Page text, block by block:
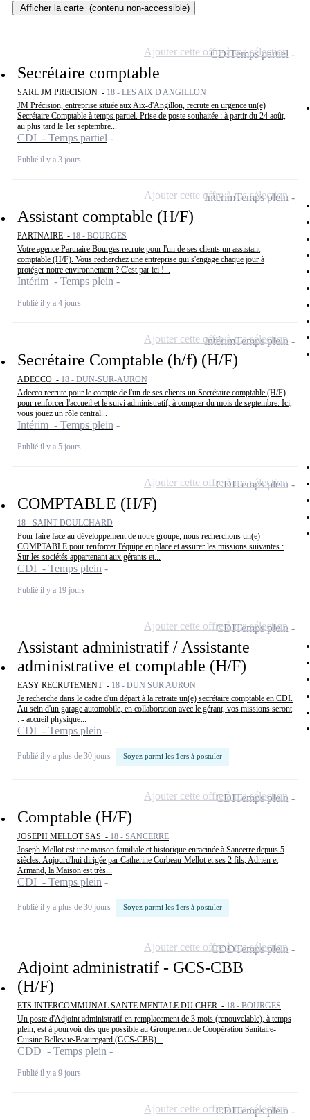
Afficher la carte (contenu non-accessible)
Secrétaire comptable
SARL JM PRECISION - 18 - LES AIX D ANGILLON
JM Précision, entreprise située aux Aix-d'Angillon, recrute en urgence un(e)
Secrétaire Comptable à temps partiel. Prise de poste souhaitée : à partir du 24 août,
au plus tard le 1er septembre...
CDI - Temps partiel
Publié il y a 3 jours
CDITemps partiel
Ajouter cette offre à ma sélection
Assistant comptable (H/F)
PARTNAIRE - 18 - BOURGES
Votre agence Partnaire Bourges recrute pour l'un de ses clients un assistant
comptable (H/F). Vous recherchez une entreprise qui s'engage chaque jour à
protéger notre environnement ? C'est par ici !...
Intérim - Temps plein
Publié il y a 4 jours
IntérimTemps plein
Ajouter cette offre à ma sélection
Secrétaire Comptable (h/f) (H/F)
ADECCO - 18 - DUN-SUR-AURON
Adecco recrute pour le compte de l'un de ses clients un Secrétaire comptable (H/F)
pour renforcer l'accueil et le suivi administratif, à compter du mois de septembre. Ici,
vous jouez un rôle central...
Intérim - Temps plein
Publié il y a 5 jours
IntérimTemps plein
Ajouter cette offre à ma sélection
COMPTABLE (H/F)
18 - SAINT-DOULCHARD
Pour faire face au développement de notre groupe, nous recherchons un(e)
COMPTABLE pour renforcer l'équipe en place et assurer les missions suivantes :
Sur les sociétés appartenant aux gérants et...
CDI - Temps plein
Publié il y a 19 jours
CDITemps plein
Ajouter cette offre à ma sélection
Assistant administratif / Assistante
administrative et comptable (H/F)
EASY RECRUTEMENT - 18 - DUN SUR AURON
Je recherche dans le cadre d'un départ à la retraite un(e) secrétaire comptable en CDI.
Au sein d'un garage automobile, en collaboration avec le gérant, vos missions seront
: - accueil physique...
CDI - Temps plein
Publié il y a plus de 30 jours Soyez parmi les 1ers à postuler
CDITemps plein
Ajouter cette offre à ma sélection
Comptable (H/F)
JOSEPH MELLOT SAS - 18 - SANCERRE
Joseph Mellot est une maison familiale et historique enracinée à Sancerre depuis 5
siècles. Aujourd'hui dirigée par Catherine Corbeau-Mellot et ses 2 fils, Adrien et
Armand, la Maison est très...
CDI - Temps plein
Publié il y a plus de 30 jours Soyez parmi les 1ers à postuler
CDITemps plein
Ajouter cette offre à ma sélection
Adjoint administratif - GCS-CBB
(H/F)
ETS INTERCOMMUNAL SANTE MENTALE DU CHER - 18 - BOURGES
Un poste d'Adjoint administratif en remplacement de 3 mois (renouvelable), à temps
plein, est à pourvoir dès que possible au Groupement de Coopération Sanitaire-
Cuisine Bellevue-Beauregard (GCS-CBB)...
CDD - Temps plein
Publié il y a 9 jours
CDDTemps plein
Ajouter cette offre à ma sélection
CDITemps plein
Ajouter cette offre à ma sélection